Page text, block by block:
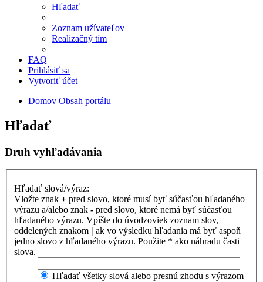
Hľadať
Zoznam užívateľov
Realizačný tím
FAQ
Prihlásiť sa
Vytvoriť účet
Domov Obsah portálu
Hľadať
Druh vyhľadávania
Hľadať slová/výraz:
Vložte znak + pred slovo, ktoré musí byť súčasťou hľadaného
výrazu a/alebo znak - pred slovo, ktoré nemá byť súčasťou
hľadaného výrazu. Vpíšte do úvodzoviek zoznam slov,
oddelených znakom | ak vo výsledku hľadania má byť aspoň
jedno slovo z hľadaného výrazu. Použite * ako náhradu časti
slova.
Hľadať všetky slová alebo presnú zhodu s výrazom